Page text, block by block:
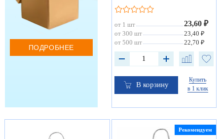
ПОДРОБНЕЕ
от 1 шт 23,60 ₽
от 300 шт
23,40 ₽
от 500 шт
22,70 ₽
В корзину
Купить
в 1 клик
Рекомендуем